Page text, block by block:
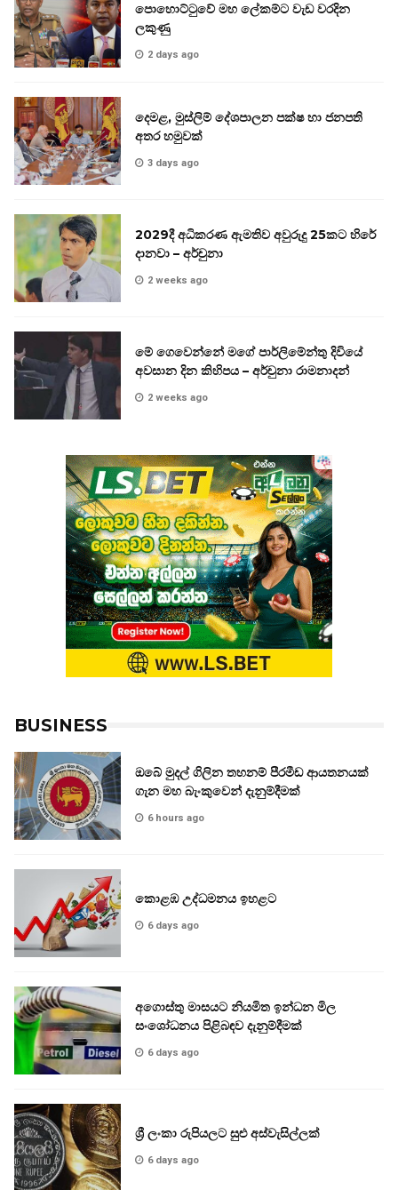
පොහොට්ටුවේ මහ ලේකම්ට වැඩ වරදින
ලකුණු
2 days ago
දෙමළ, මුස්ලිම් දේශපාලන පක්ෂ හා ජනපති
අතර හමුවක්
3 days ago
2029දී අධිකරණ ඇමතිව අවුරුදු 25කට හිරේ
දානවා – අර්චුනා
2 weeks ago
මේ ගෙවෙන්නේ මගේ පාර්ලිමේන්තු දිවියේ
අවසාන දින කිහිපය – අර්චුනා රාමනාදන්
2 weeks ago
BUSINESS
ඔබේ මුදල් ගිලින තහනම් පීරමීඩ ආයතනයක්
ගැන මහ බැංකුවෙන් දැනුම්දීමක්
6 hours ago
කොළඹ උද්ධමනය ඉහළට
6 days ago
අගොස්තු මාසයට නියමිත ඉන්ධන මිල
සංශෝධනය පිළිබඳව දැනුම්දීමක්
6 days ago
ශ්‍රී ලංකා රුපියලට සුළු අස්වැසිල්ලක්
6 days ago